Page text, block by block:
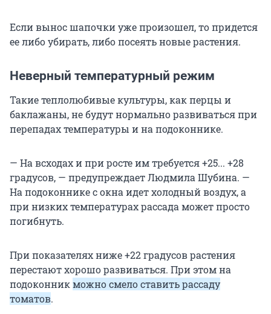
Если вынос шапочки уже произошел, то придется
ее либо убирать, либо посеять новые растения.
Неверный температурный режим
Такие теплолюбивые культуры, как перцы и
баклажаны, не будут нормально развиваться при
перепадах температуры и на подоконнике.
— На всходах и при росте им требуется +25... +28
градусов, — предупреждает Людмила Шубина. —
На подоконнике с окна идет холодный воздух, а
при низких температурах рассада может просто
погибнуть.
При показателях ниже +22 градусов растения
перестают хорошо развиваться. При этом на
подоконникможно смело ставить рассаду
томатов.